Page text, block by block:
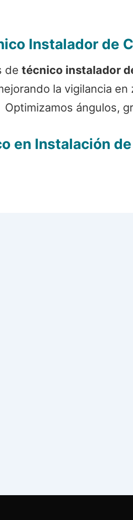
Instalador de
de técnico instalador
la vigilancia
Optimizamos ángulos,
en Instalación